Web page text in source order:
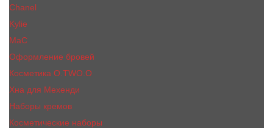
Сhanеl
Kylie
MaC
Оформление бровей
Косметика O.TWO.O
Хна для Мехенди
Наборы кремов
Косметические наборы